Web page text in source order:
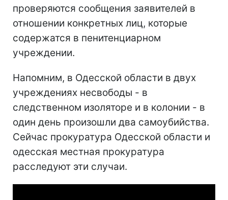
проверяются сообщения заявителей в
отношении конкретных лиц, которые
содержатся в пенитенциарном
учреждении.
Напомним, в Одесской области в двух
учреждениях несвободы - в
следственном изоляторе и в колонии - в
один день произошли два самоубийства.
Сейчас прокуратура Одесской области и
одесская местная прокуратура
расследуют эти случаи.